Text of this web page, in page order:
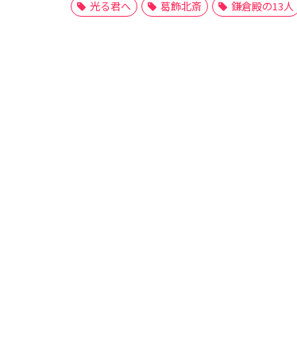
光る君へ 葛飾北斎 鎌倉殿の13人